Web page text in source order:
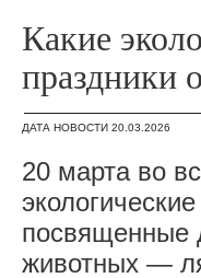
Какие
праздники
ДАТА НОВОСТИ 20.03.2026
20 марта во
посвященные
животных —